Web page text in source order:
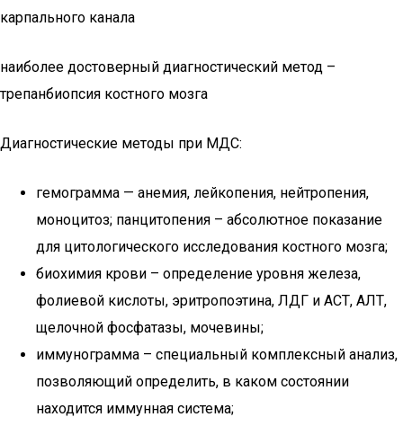
карпального канала
наиболее достоверный диагностический метод –
трепанбиопсия костного мозга
Диагностические методы при МДС:
гемограмма — анемия, лейкопения, нейтропения,
моноцитоз; панцитопения – абсолютное показание
для цитологического исследования костного мозга;
биохимия крови – определение уровня железа,
фолиевой кислоты, эритропоэтина, ЛДГ и АСТ, АЛТ,
щелочной фосфатазы, мочевины;
иммунограмма – специальный комплексный анализ,
позволяющий определить, в каком состоянии
находится иммунная система;